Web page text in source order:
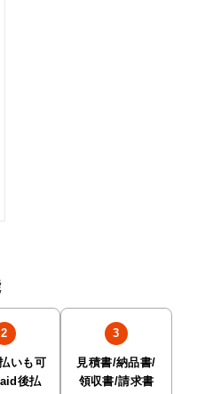
いも可
後払
見積書/納品書/
領収書/請求書